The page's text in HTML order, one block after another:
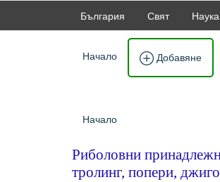
България Свят Наука
Начало Добавяне
Начало
Риболовни
тролинг, попери,